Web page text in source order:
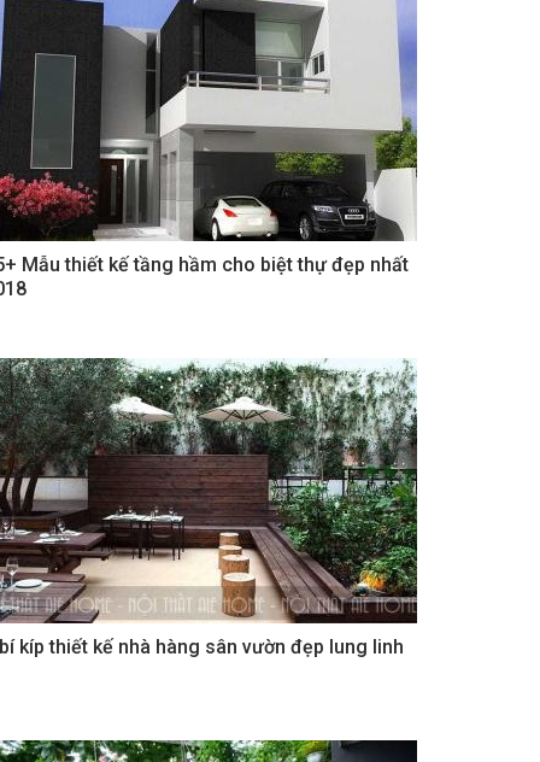
Mẫu thiết kế tầng hầm cho biệt thự đẹp nhất
kíp thiết kế nhà hàng sân vườn đẹp lung linh